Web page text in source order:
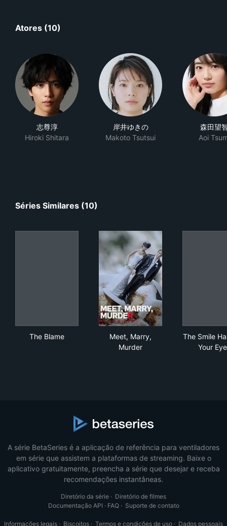
Atores (10)
志尊淳
Hiroki Shitara
岸井ゆきの
Makoto Tsutsui
森田望
Aoi
Séries Similares (10)
The Blame
Meet, Marry,
Murder
The Smile
Your
A série BetaSeries é a aplicação de referência para ventiladores
em série que assistem a plataformas de streaming. Baixe o
aplicativo gratuitamente, preencha a série que desejar e receba
recomendações instantâneas.
Diretório da série · Diretório de filmes
Documentação API · FAQ· Suporte de contato
Informações legais · Biscoitos · Termos e condições de uso · Dados pessoais